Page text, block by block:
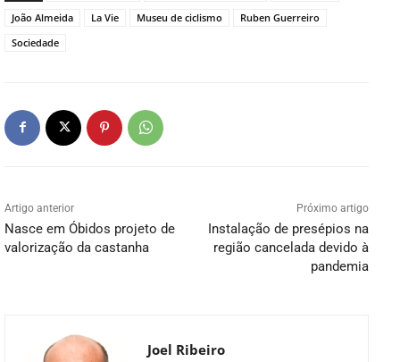
João Almeida
La Vie Museu de ciclismo
Ruben Guerreiro
Sociedade
Artigo anterior
Nasce em Óbidos projeto de
valorização da castanha
Próximo artigo
Instalação de presépios na
região cancelada devido à
pandemia
Joel Ribeiro